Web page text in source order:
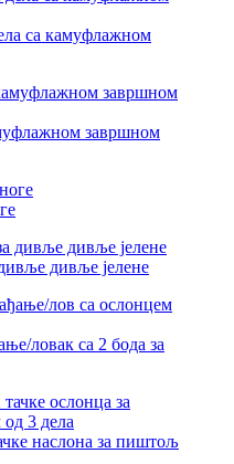
са камуфлажном
завршном
дивље јелене
ловак са 2 бода за
наслона за пиштољ